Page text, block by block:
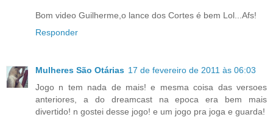
Bom video Guilherme,o lance dos Cortes é bem Lol...Afs!
Responder
Mulheres São Otárias 17 de fevereiro de 2011 às 06:03
Jogo n tem nada de mais! e mesma coisa das versoes
anteriores, a do dreamcast na epoca era bem mais
divertido! n gostei desse jogo! e um jogo pra joga e guarda!